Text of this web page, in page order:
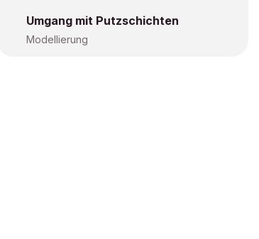
Umgang mit Putzschichten
Modellierung